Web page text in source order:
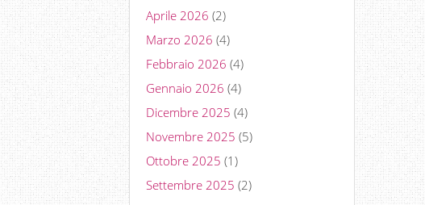
Aprile 2026 (2)
Marzo 2026 (4)
Febbraio 2026 (4)
Gennaio 2026 (4)
Dicembre 2025 (4)
Novembre 2025 (5)
Ottobre 2025 (1)
Settembre 2025 (2)